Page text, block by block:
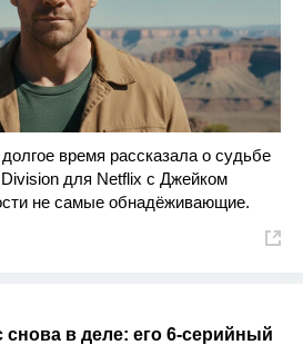
время рассказала о судьбе
для Netflix с Джейком
не самые обнадёживающие.
в деле: его 6-серийный